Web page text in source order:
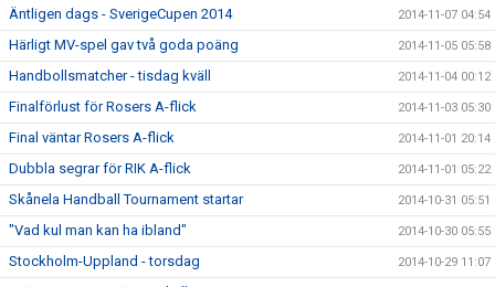
Äntligen dags - SverigeCupen 2014 2014-11-07 04:54
Härligt MV-spel gav två goda poäng 2014-11-05 05:58
Handbollsmatcher - tisdag kväll 2014-11-04 00:12
Finalförlust för Rosers A-flick 2014-11-03 05:30
Final väntar Rosers A-flick 2014-11-01 20:14
Dubbla segrar för RIK A-flick 2014-11-01 05:22
Skånela Handball Tournament startar 2014-10-31 05:51
"Vad kul man kan ha ibland" 2014-10-30 05:55
Stockholm-Uppland - torsdag 2014-10-29 11:07